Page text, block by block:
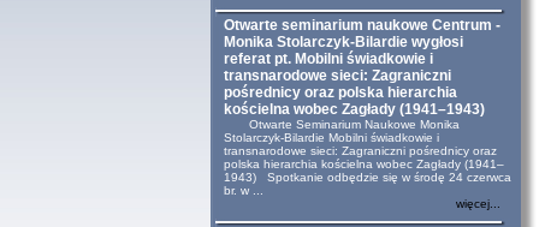
Otwarte seminarium naukowe Centrum -
Monika Stolarczyk-Bilardie wygłosi
referat pt. Mobilni świadkowie i
transnarodowe sieci: Zagraniczni
pośrednicy oraz polska hierarchia
kościelna wobec Zagłady (1941–1943)
Otwarte Seminarium Naukowe Monika
Stolarczyk-Bilardie Mobilni świadkowie i
transnarodowe sieci: Zagraniczni pośrednicy oraz
polska hierarchia kościelna wobec Zagłady (1941–
1943) Spotkanie odbędzie się w środę 24 czerwca
br. w ...
więcej...